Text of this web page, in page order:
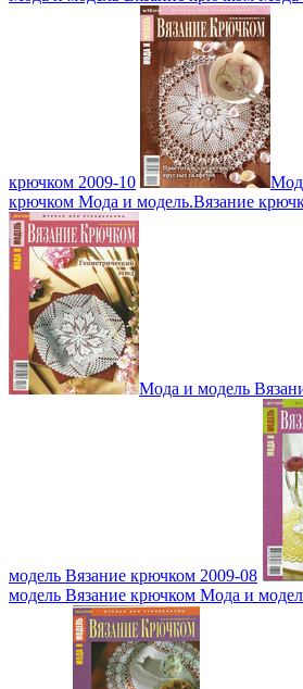
крючком 2009-10
крючком Мода и модель.Вязание
Мода и модель
модель Вязание крючком 2009-08
модель Вязание крючком Мода и